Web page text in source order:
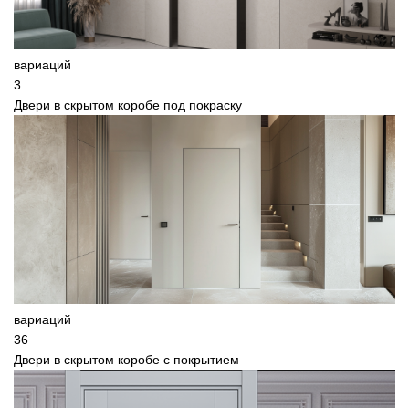
вариаций
3
Двери в скрытом коробе под покраску
вариаций
36
Двери в скрытом коробе с покрытием